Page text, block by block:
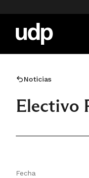
Noticias
Electivo
Fecha